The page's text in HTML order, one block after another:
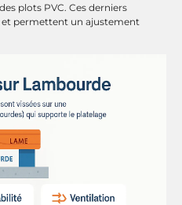
plots PVC. Ces derniers
permettent un ajustement